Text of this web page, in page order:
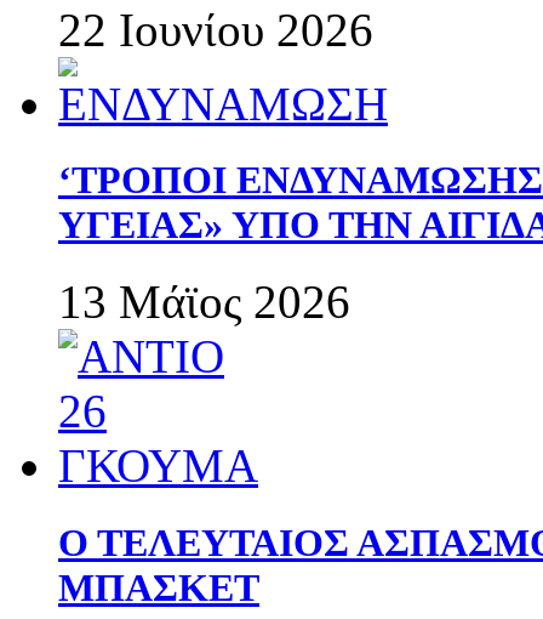
22 Ιουνίου 2026
‘ΤΡΟΠΟΙ
ΥΓΕΙΑΣ» ΥΠΟ ΤΗΝ
13 Μάϊος 2026
Ο ΤΕΛΕΥΤΑΙΟΣ
ΜΠΑΣΚΕΤ